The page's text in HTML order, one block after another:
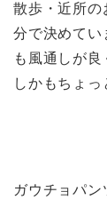
散歩・近所の
分で決めてい
も風通しが良
しかもちょっ
ガウチョパン